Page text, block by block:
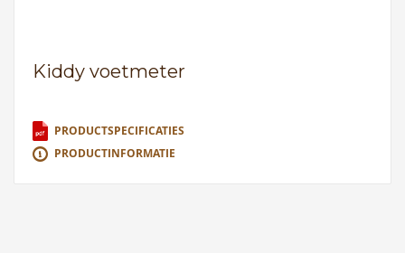
Kiddy voetmeter
PRODUCTSPECIFICATIES
PRODUCTINFORMATIE